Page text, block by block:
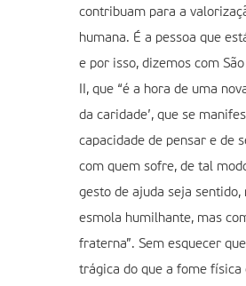
contribuam para a
humana. É a pessoa que
e por isso, dizemos com
II, que “é a hora de uma
da caridade’, que se
capacidade de pensar e de
com quem sofre, de tal
gesto de ajuda seja sentido,
esmola humilhante, mas
fraterna”. Sem esquecer
trágica do que a fome física